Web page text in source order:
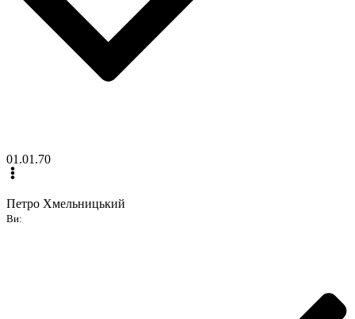
01.01.70
Петро Хмельницький
Ви: